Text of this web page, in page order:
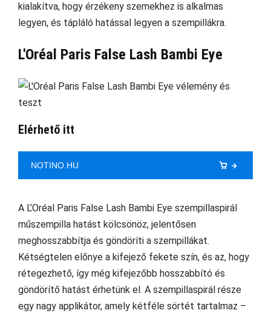
kialakítva, hogy érzékeny szemekhez is alkalmas
legyen, és tápláló hatással legyen a szempillákra.
L'Oréal Paris False Lash Bambi Eye
Elérhető itt
NOTINO.HU
A L’Oréal Paris False Lash Bambi Eye szempillaspirál
műszempilla hatást kölcsönöz, jelentősen
meghosszabbítja és göndöríti a szempillákat.
Kétségtelen előnye a kifejező fekete szín, és az, hogy
rétegezhető, így még kifejezőbb hosszabbító és
göndörítő hatást érhetünk el. A szempillaspirál része
egy nagy applikátor, amely kétféle sörtét tartalmaz –